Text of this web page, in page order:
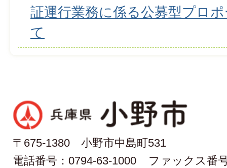
証運行業務に係る公募型プロ
て
〒675-1380 小野市中島町531
電話番号：0794-63-1000
ファックス番